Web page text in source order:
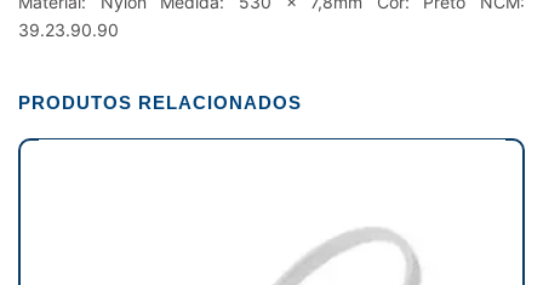
39.23.90.90
PRODUTOS RELACIONADOS